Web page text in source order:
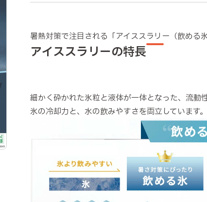
暑熱対策で注目される「アイススラリー（飲める
アイススラリーの特長
細かく砕かれた氷粒と液体が一体となった、流動
氷の冷却力と、水の飲みやすさを両立しています。